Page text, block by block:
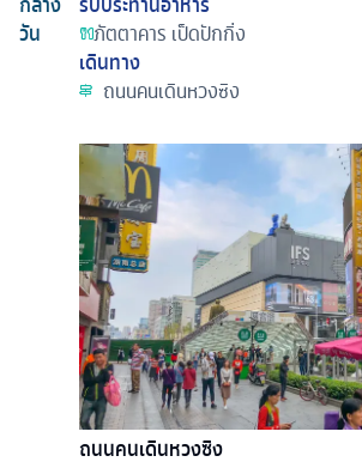
วัน
ภัตตาคาร เป็ดปักกิ่ง
เดินทาง
ถนนคนเดินหวงซิง
ถนนคนเดินหวงซิง